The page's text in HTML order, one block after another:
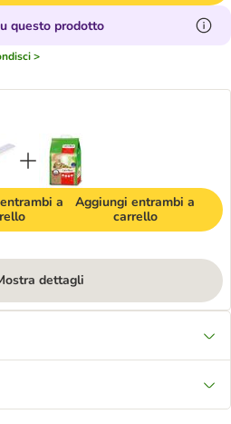
questo prodotto
>
a
Aggiungi entrambi a
carrello
dettagli